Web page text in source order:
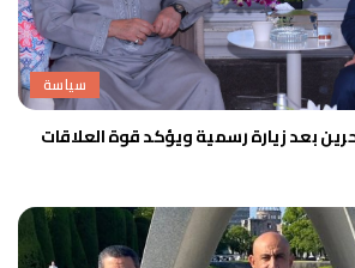
سياسة
بعد زيارة رسمية ويؤكد قوة العلاقات